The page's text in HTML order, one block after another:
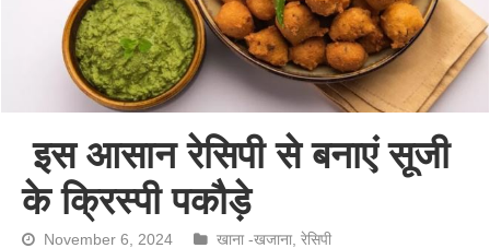
इस आसान रेसिपी से बनाएं सूजी
के क्रिस्पी पकौड़े
November 6, 2024 खाना -खजाना,रेसिपी